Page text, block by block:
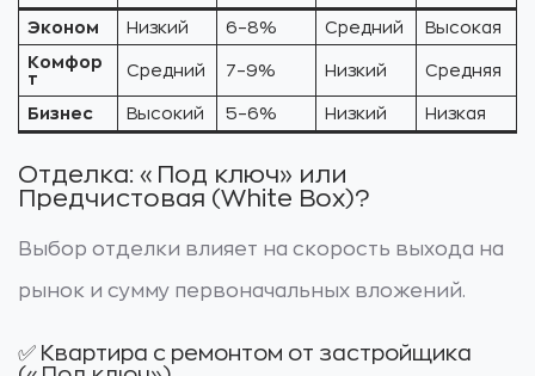
Эконом Низкий 6–8% Средний Высокая
Комфор
т
Средний 7–9% Низкий Средняя
Бизнес Высокий 5–6% Низкий Низкая
Отделка: «Под ключ» или
Предчистовая (White Box)?
Выбор отделки влияет на скорость выхода на
рынок и сумму первоначальных вложений.
✅ Квартира с ремонтом от застройщика